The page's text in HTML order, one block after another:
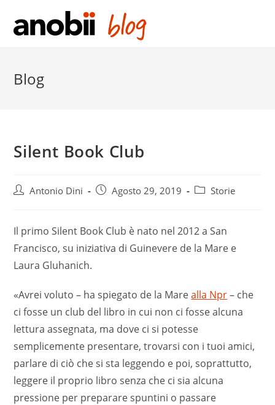
contenuto
Blog
Silent Book Club
PostAntonio Dini
PostAgosto 29, 2019
PostStorie
Il primo Silent Book Club è nato nel 2012 a San
Francisco, su iniziativa di Guinevere de la Mare e
Laura Gluhanich.
«Avrei voluto – ha spiegato de la Marealla Npr– che
ci fosse un club del libro in cui non ci fosse alcuna
lettura assegnata, ma dove ci si potesse
semplicemente presentare, trovarsi con i tuoi amici,
parlare di ciò che si sta leggendo e poi, soprattutto,
leggere il proprio libro senza che ci sia alcuna
pressione per preparare spuntini o passare